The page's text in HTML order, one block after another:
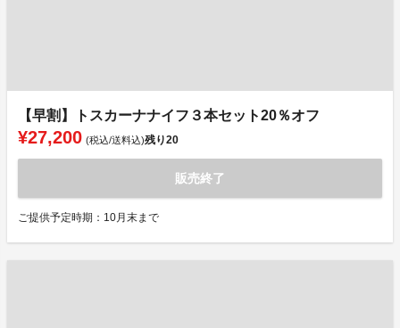
【早割】トスカーナナイフ３本セット20％オフ
¥27,200 (税込/送料込)残り20
販売終了
ご提供予定時期：10月末まで